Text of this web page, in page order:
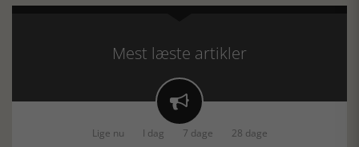
Mest læste artikler

Lige nu I dag 7 dage 28 dage